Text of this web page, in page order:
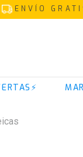
ENVÍO